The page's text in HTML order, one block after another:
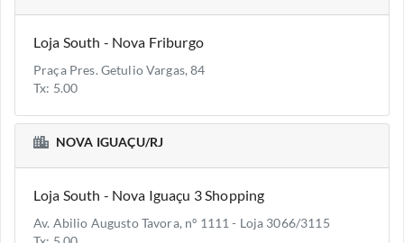
Loja South - Nova Friburgo
Praça Pres. Getulio Vargas, 84
Tx: 5.00
NOVA IGUAÇU/RJ
Loja South - Nova Iguaçu 3 Shopping
Av. Abilio Augusto Tavora, nº 1111 - Loja 3066/3115